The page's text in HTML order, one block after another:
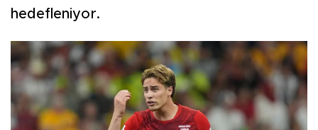
hedefleniyor.